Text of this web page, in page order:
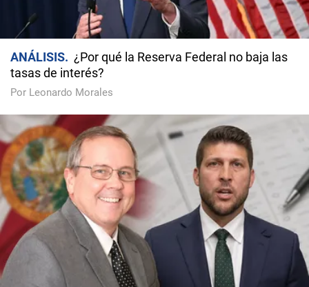
ANÁLISIS
¿Por qué la Reserva Federal no baja las
tasas de interés?
Por Leonardo Morales